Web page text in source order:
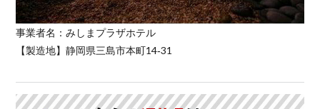
事業者名：みしまプラザホテル
【製造地】静岡県三島市本町14‐31